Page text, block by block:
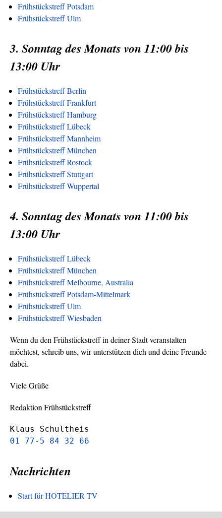
Frühstückstreff Potsdam
Frühstückstreff Ulm
3. Sonntag des Monats von 11:00 bis
13:00 Uhr
Frühstückstreff Berlin
Frühstückstreff Frankfurt
Frühstückstreff Hamburg
Frühstückstreff Lübeck
Frühstückstreff Mannheim
Frühstückstreff München
Frühstückstreff Rostock
Frühstückstreff Stuttgart
Frühstückstreff Wuppertal
4. Sonntag des Monats von 11:00 bis
13:00 Uhr
Frühstückstreff Lübeck
Frühstückstreff München
Frühstückstreff Melbourne, Australia
Frühstückstreff Potsdam-Mittelmark
Frühstückstreff Ulm
Frühstückstreff Wiesbaden
Wenn du den Frühstückstreff in deiner Stadt veranstalten
möchtest, schreib uns, wir unterstützen dich und deine Freunde
dabei.
Viele Grüße
Redaktion Frühstückstreff
Klaus Schultheis
01 77-5 84 32 66
Nachrichten
Start für HOTELIER TV